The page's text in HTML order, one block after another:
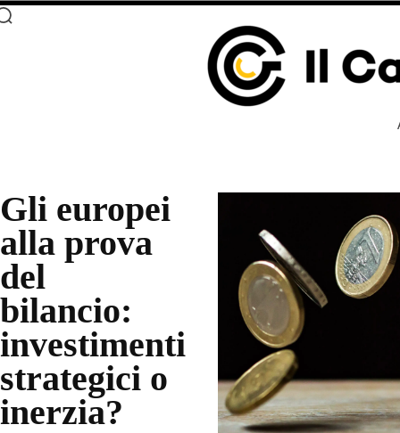
Gli europei
alla prova
del
bilancio:
investimenti
strategici o
inerzia?